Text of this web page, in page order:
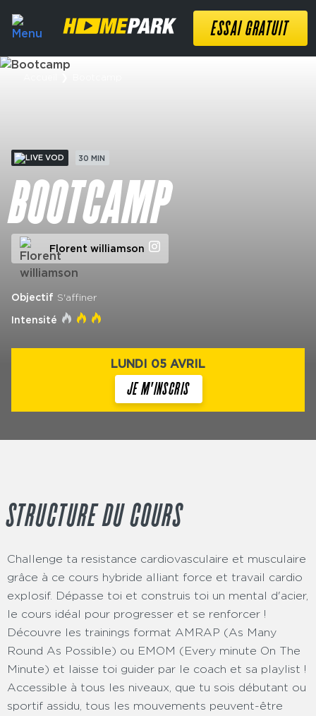
ESSAI GRATUIT
VOD 30 MIN
BOOTCAMP
Florent williamson
Objectif S'affiner
Intensité
LUNDI 05 AVRIL
JE M'INSCRIS
STRUCTURE DU COURS
Challenge ta resistance cardiovasculaire et musculaire
grâce à ce cours hybride alliant force et travail cardio
explosif. Dépasse toi et construis toi un mental d'acier,
le cours idéal pour progresser et se renforcer !
Découvre les trainings format AMRAP (As Many
Round As Possible) ou EMOM (Every minute On The
Minute) et laisse toi guider par le coach et sa playlist !
Accessible à tous les niveaux, que tu sois débutant ou
sportif assidu, tous les mouvements peuvent-être